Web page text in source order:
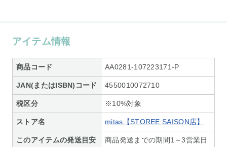
アイテム情報
商品コード AA0281-107223171-P
JAN(またはISBN)コード 4550010072710
税区分 ※10%対象
ストア名 mitas【STOREE SAISON店】
このアイテムの発送目安
商品発送までの期間1～3営業日